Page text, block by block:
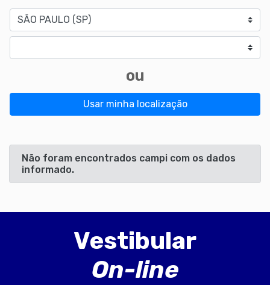
Estado
ou
Usar minha localização
Não foram encontrados campi com os dados
informado.
Vestibular
On-line